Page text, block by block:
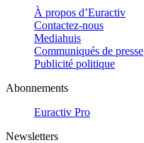
À propos d’Euractiv
Contactez-nous
Mediahuis
Communiqués de presse
Publicité politique
Abonnements
Euractiv Pro
Newsletters